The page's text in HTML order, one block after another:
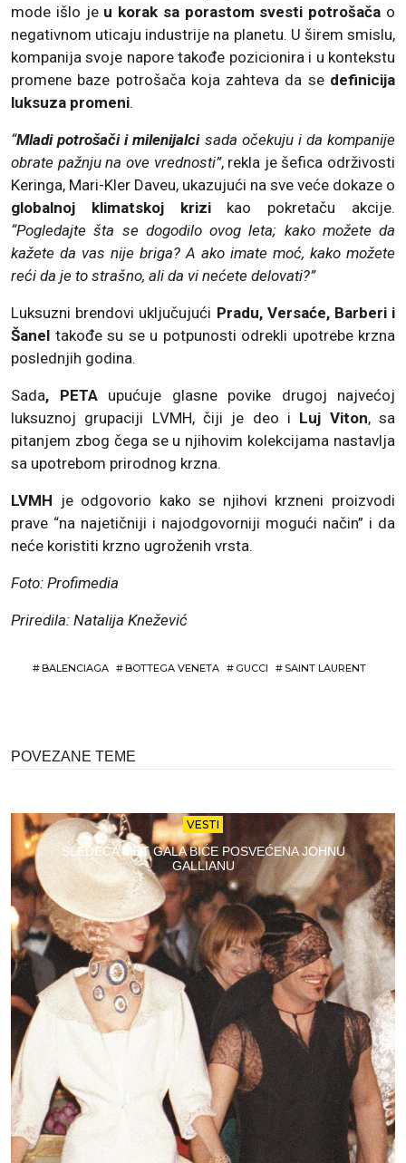
mode išlo jeu korak sa porastom svesti potrošača o
negativnom uticaju industrije na planetu. U širem smislu,
kompanija svoje napore takođe pozicionira i u kontekstu
promene baze potrošača koja zahteva da se definicija
luksuza promeni.
“Mladi potrošači i milenijalcisada očekuju i da kompanije
obrate pažnju na ove vrednosti”, rekla je šefica održivosti
Keringa, Mari-Kler Daveu, ukazujući na sve veće dokaze o
globalnoj klimatskoj krizikao pokretaču akcije.
“Pogledajte šta se dogodilo ovog leta; kako možete da
kažete da vas nije briga? A ako imate moć, kako možete
reći da je to strašno, ali da vi nećete delovati?”
Luksuzni brendovi uključujući Pradu, Versaće, Barberi i
Šanel takođe su se u potpunosti odrekli upotrebe krzna
poslednjih godina.
Sada, PETA upućuje glasne povike drugoj najvećoj
luksuznoj grupaciji LVMH, čiji je deo i Luj Viton, sa
pitanjem zbog čega se u njihovim kolekcijama nastavlja
sa upotrebom prirodnog krzna.
LVMH je odgovorio kako se njihovi krzneni proizvodi
prave “na najetičniji i najodgovorniji mogući način” i da
neće koristiti krzno ugroženih vrsta.
Foto: Profimedia
Priredila: Natalija Knežević
#BALENCIAGA #BOTTEGA VENETA # GUCCI # SAINT LAURENT
POVEZANE TEME
VESTI
SLEDEĆA MET GALA BIĆE POSVEĆENA JOHNU
GALLIANU